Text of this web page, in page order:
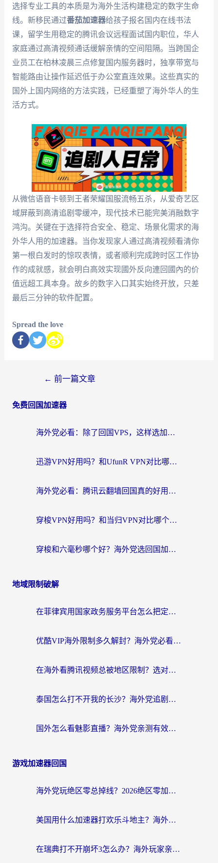
选择专业工具的本质是为海外生活构建稳定的数字生命
线。新移民通过番茄加速器给孩子报名国内在线书法
课，留学生用稳定的腾讯会议远程面试国内职位，华人
家庭通过高清视频通话缓解亲情的空间阻隔。当跨国企
业员工在柏林凌晨三点修复国内服务器时，独享带宽与
智能路由让操作延迟低于办公室直连效果。这些真实的
国外上国内网络的方法实践，已经重塑了海外华人的生
活方式。
从微信语音卡顿到王者荣耀国服流畅五杀，从爱奇艺区
域屏蔽到高清追剧零缓冲，现代技术已能完美消融数字
鸿沟。关键在于选择符合安全、稳定、场景化需求的海
外华人用的加速器。当你发现家人通过高清视频看清你
第一根白发时的惊叹表情，或者顺利完成跨时区工作协
作的成就感，就会明白高效实现國外反向連回國內的价
值远超工具本身。故乡的数字入口其实始终开放，只差
最后三分钟的软件配置。
Spread the love
← 前一篇文章
免费回国加速器
海外党必看：除了回国VPS，这样选加速器也能无缝刷国内资源？
迅游VPN好用吗？和UfunR VPN对比哪个回国效果更好？海外党亲测避坑指南
海外党必看：腾讯云翻墙回国真的好用吗？+ 3步选对回国加速器指南
穿梭VPN好用吗？和当归VPN对比哪个回国效果更好？海外党亲测实用指南
穿梭和六毫秒哪个好？海外党选回国加速器的避坑指南，附番茄加速器实测
地域限制破解
在菲律宾用国家政务服务平台怎么把定位修改到中国国内？3步解决+海外看剧听歌全攻略
优酷VIP海外限制多久解封？海外党必看的跨区难题一站式解决指南
在海外看腾讯视频总被地区限制？选对回国加速器，还能解决泰国政务网和蜻蜓FM卡顿问题
泰国怎么打不开我的长沙？海外党追剧看片的破局指南
国外怎么看魅影直播？海外党亲测有效的回国加速指南（附听歌、看央视VIP技巧）
游戏加速器回国
海外党玩绝区零总掉线？2026绝区零加速器推荐+跨平台国服游戏加速攻略
美国用什么加速器打欢乐斗地主？海外党亲测有效的国服游戏加速指南
在瑞典打不开崩坏3怎么办？海外玩家亲测有效的国服游戏加速指南